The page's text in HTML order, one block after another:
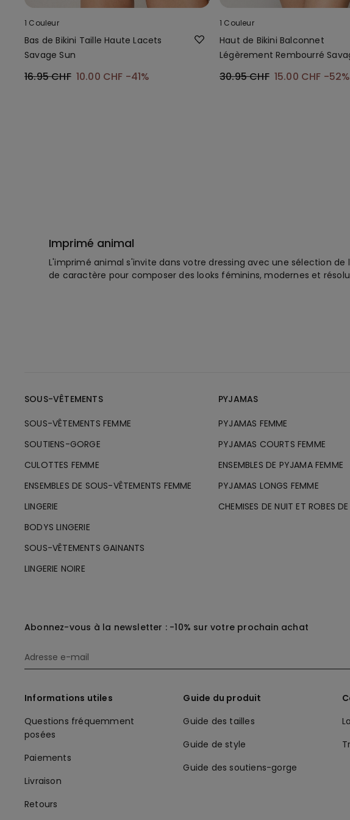
1 Couleur
Bas de Bikini Taille Haute Lacets
Savage Sun
16.95 CHF 10.00 CHF -41%
1 Couleur
Haut de Bikini Balconnet
Légèrement Rembourré
30.95 CHF 15.00 CHF -52%
Imprimé animal
L'imprimé animal s'invite dans votre dressing avec une sélection
de caractère pour composer des looks féminins, modernes et
SOUS-VÊTEMENTS
SOUS-VÊTEMENTS FEMME
SOUTIENS-GORGE
CULOTTES FEMME
ENSEMBLES DE SOUS-VÊTEMENTS FEMME
LINGERIE
BODYS LINGERIE
SOUS-VÊTEMENTS GAINANTS
LINGERIE NOIRE
PYJAMAS
PYJAMAS FEMME
PYJAMAS COURTS FEMME
ENSEMBLES DE PYJAMA FEMME
PYJAMAS LONGS FEMME
CHEMISES DE NUIT ET ROBES
Abonnez-vous à la newsletter : -10% sur votre prochain achat
Informations utiles
Questions fréquemment
posées
Paiements
Livraison
Retours
Guide du produit
Guide des tailles
Guide de style
Guide des soutiens-gorge